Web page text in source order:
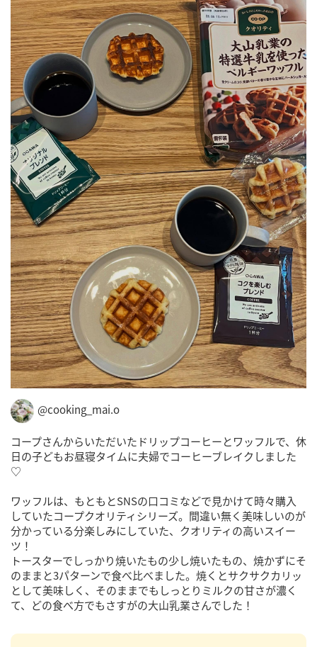
@cooking_mai.o
コープさんからいただいたドリップコーヒーとワッフルで、休
日の子どもお昼寝タイムに夫婦でコーヒーブレイクしました
♡
ワッフルは、もともとSNSの口コミなどで見かけて時々購入
していたコープクオリティシリーズ。間違い無く美味しいのが
分かっている分楽しみにしていた、クオリティの高いスイー
ツ！
トースターでしっかり焼いたもの少し焼いたもの、焼かずにそ
のままと3パターンで食べ比べました。焼くとサクサクカリッ
として美味しく、そのままでもしっとりミルクの甘さが濃く
て、どの食べ方でもさすがの大山乳業さんでした！